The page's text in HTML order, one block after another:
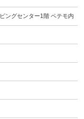
ングセンター1階 ペテモ内